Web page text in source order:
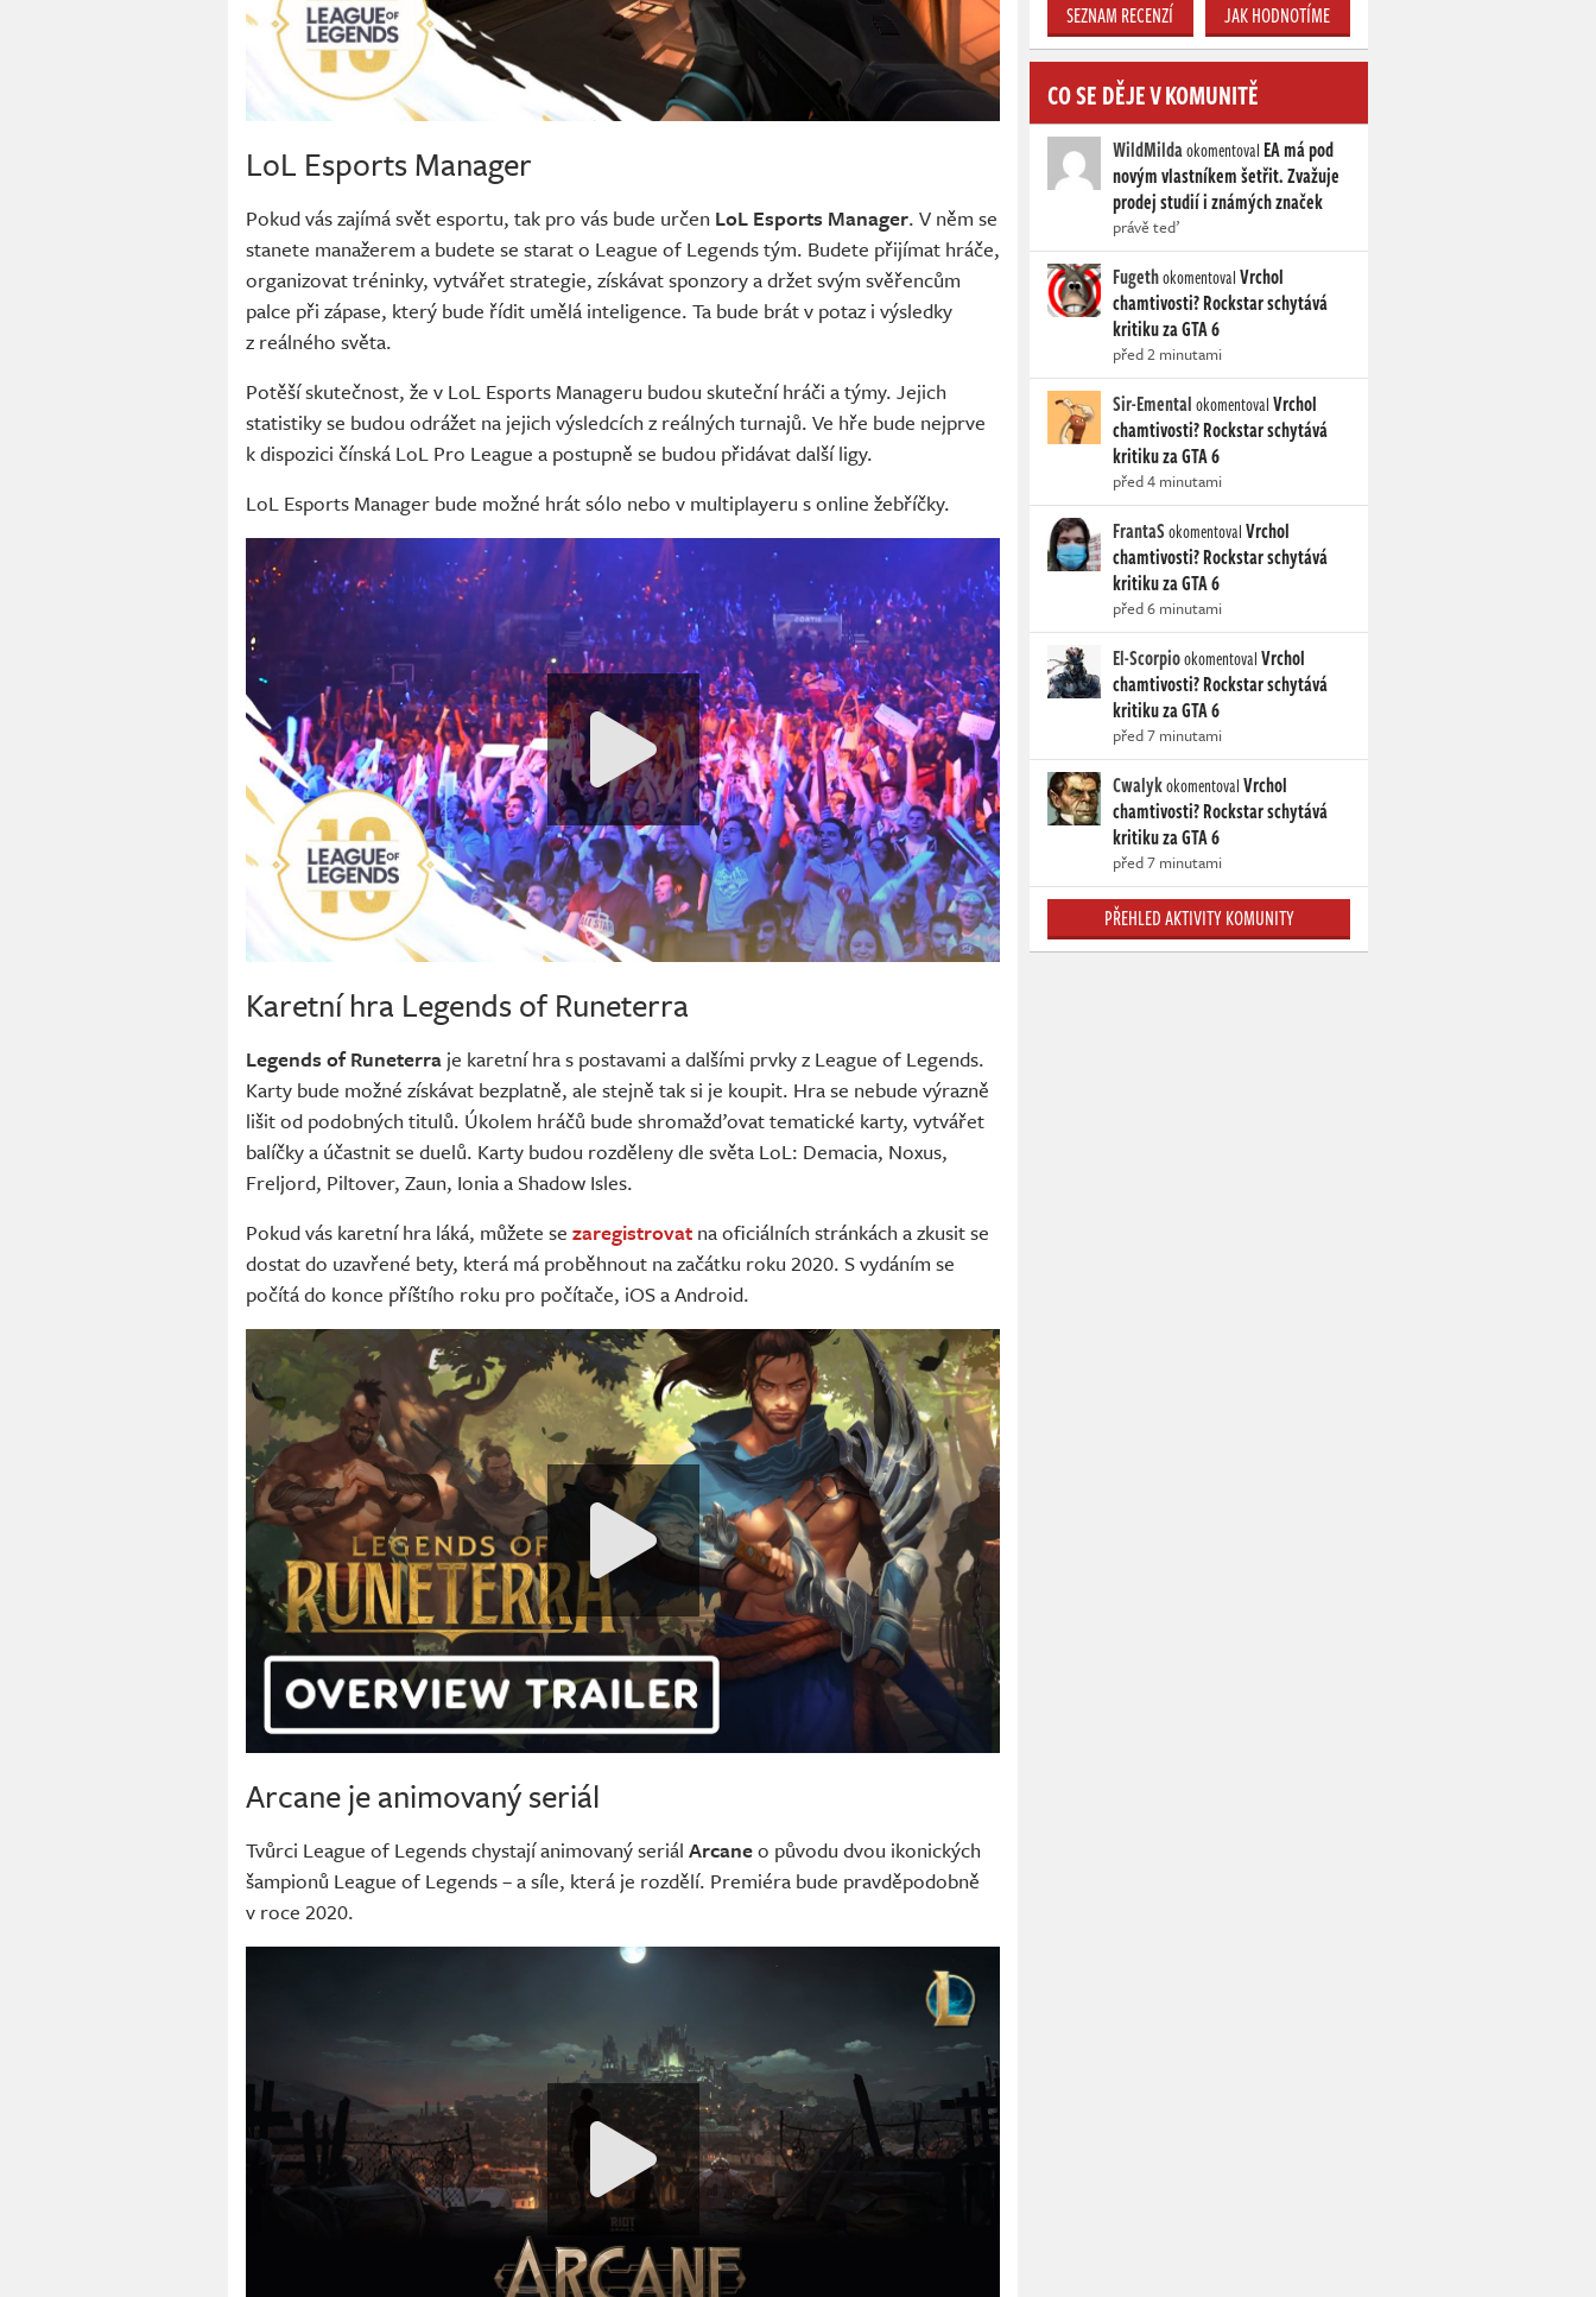
LoL Esports Manager
Pokud vás zajímá svět esportu, tak pro vás bude určen LoL Esports Manager. V něm se
stanete manažerem a budete se starat o League of Legends tým. Budete přijímat hráče,
organizovat tréninky, vytvářet strategie, získávat sponzory a držet svým svěřencům
palce při zápase, který bude řídit umělá inteligence. Ta bude brát v potaz i výsledky
z reálného světa.
Potěší skutečnost, že v LoL Esports Manageru budou skuteční hráči a týmy. Jejich
statistiky se budou odrážet na jejich výsledcích z reálných turnajů. Ve hře bude nejprve
k dispozici čínská LoL Pro League a postupně se budou přidávat další ligy.
LoL Esports Manager bude možné hrát sólo nebo v multiplayeru s online žebříčky.
Karetní hra Legends of Runeterra
Legends of Runeterra je karetní hra s postavami a dalšími prvky z League of Legends.
Karty bude možné získávat bezplatně, ale stejně tak si je koupit. Hra se nebude výrazně
lišit od podobných titulů. Úkolem hráčů bude shromažďovat tematické karty, vytvářet
balíčky a účastnit se duelů. Karty budou rozděleny dle světa LoL: Demacia, Noxus,
Freljord, Piltover, Zaun, Ionia a Shadow Isles.
Pokud vás karetní hra láká, můžete se zaregistrovat na oficiálních stránkách a zkusit se
dostat do uzavřené bety, která má proběhnout na začátku roku 2020. S vydáním se
počítá do konce příštího roku pro počítače, iOS a Android.
Arcane je animovaný seriál
Tvůrci League of Legends chystají animovaný seriál Arcaneo původu dvou ikonických
šampionů League of Legends – a síle, která je rozdělí. Premiéra bude pravděpodobně
v roce 2020.
SEZNAM RECENZÍ JAK HODNOTÍME
CO SE DĚJE V KOMUNITĚ
WildMildaokomentoval EA má pod
novým vlastníkem šetřit. Zvažuje
prodej studií i známých značek
právě teď
FugethokomentovalVrchol
chamtivosti? Rockstar schytává
kritiku za GTA 6
před 2 minutami
Sir-EmentalokomentovalVrchol
chamtivosti? Rockstar schytává
kritiku za GTA 6
před 4 minutami
FrantaSokomentovalVrchol
chamtivosti? Rockstar schytává
kritiku za GTA 6
před 6 minutami
El-ScorpiookomentovalVrchol
chamtivosti? Rockstar schytává
kritiku za GTA 6
před 7 minutami
CwalykokomentovalVrchol
chamtivosti? Rockstar schytává
kritiku za GTA 6
před 7 minutami
PŘEHLED AKTIVITY KOMUNITY